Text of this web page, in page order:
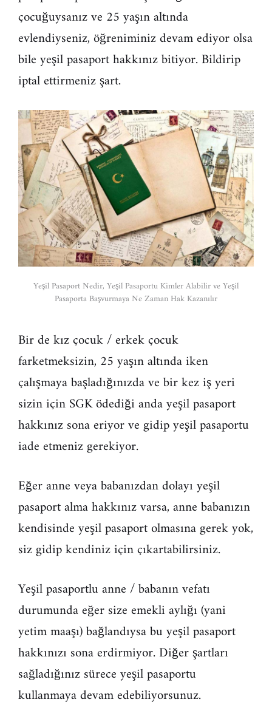
çocuğuysanız ve 25 yaşın altında
evlendiyseniz, öğreniminiz devam ediyor olsa
bile yeşil pasaport hakkınız bitiyor. Bildirip
iptal ettirmeniz şart.
Yeşil Pasaport Nedir, Yeşil Pasaportu Kimler Alabilir ve Yeşil
Pasaporta Başvurmaya Ne Zaman Hak Kazanılır
Bir de kız çocuk / erkek çocuk
farketmeksizin, 25 yaşın altında iken
çalışmaya başladığınızda ve bir kez iş yeri
sizin için SGK ödediği anda yeşil pasaport
hakkınız sona eriyor ve gidip yeşil pasaportu
iade etmeniz gerekiyor.
Eğer anne veya babanızdan dolayı yeşil
pasaport alma hakkınız varsa, anne babanızın
kendisinde yeşil pasaport olmasına gerek yok,
siz gidip kendiniz için çıkartabilirsiniz.
Yeşil pasaportlu anne / babanın vefatı
durumunda eğer size emekli aylığı (yani
yetim maaşı) bağlandıysa bu yeşil pasaport
hakkınızı sona erdirmiyor. Diğer şartları
sağladığınız sürece yeşil pasaportu
kullanmaya devam edebiliyorsunuz.